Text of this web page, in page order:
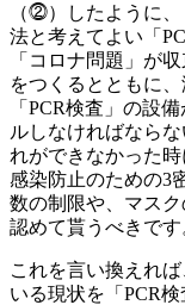
（⓶）したように
法と考えてよい「
「コロナ問題」が
をつくるとともに
「PCR検査」の設
ルしなければなら
れができなかった
感染防止のための3
数の制限や、マス
認めて貰うべきです
これを言い換えれ
いる現状を「PCR